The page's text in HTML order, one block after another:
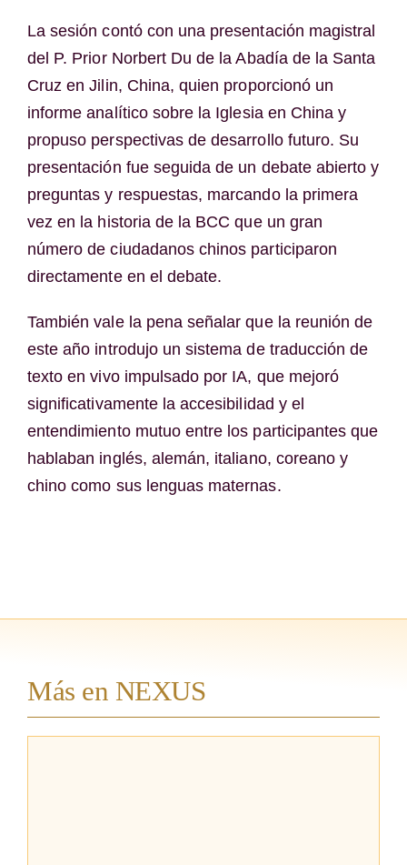
La sesión contó con una presentación magistral
del P. Prior Norbert Du de la Abadía de la Santa
Cruz en Jilin, China, quien proporcionó un
informe analítico sobre la Iglesia en China y
propuso perspectivas de desarrollo futuro. Su
presentación fue seguida de un debate abierto y
preguntas y respuestas, marcando la primera
vez en la historia de la BCC que un gran
número de ciudadanos chinos participaron
directamente en el debate.
También vale la pena señalar que la reunión de
este año introdujo un sistema de traducción de
texto en vivo impulsado por IA, que mejoró
significativamente la accesibilidad y el
entendimiento mutuo entre los participantes que
hablaban inglés, alemán, italiano, coreano y
chino como sus lenguas maternas.
Más en NEXUS